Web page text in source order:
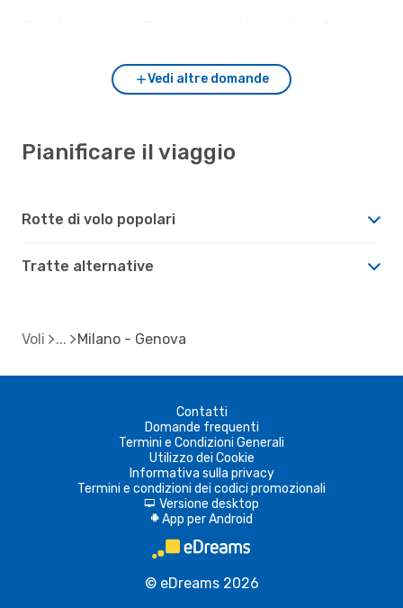
Vedi altre domande
Pianificare il viaggio
Rotte di volo popolari
Tratte alternative
Voli Milano - Genova
Contatti
Domande frequenti
Termini e Condizioni Generali
Utilizzo dei Cookie
Informativa sulla privacy
Termini e condizioni dei codici promozionali
d Versione desktop
A App per Android
© eDreams 2026